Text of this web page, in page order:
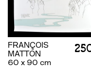
FRANÇOIS
MATTON
60 x 90 cm